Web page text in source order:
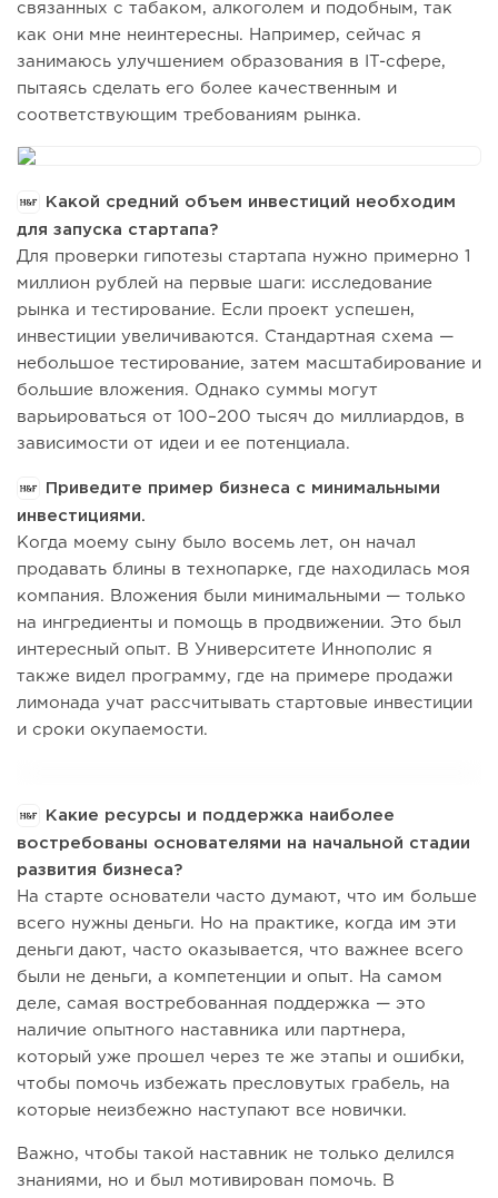
связанных с табаком, алкоголем и подобным, так
как они мне неинтересны. Например, сейчас я
занимаюсь улучшением образования в IT-сфере,
пытаясь сделать его более качественным и
соответствующим требованиям рынка.
Какой средний объем инвестиций необходим
для запуска стартапа?
Для проверки гипотезы стартапа нужно примерно 1
миллион рублей на первые шаги: исследование
рынка и тестирование. Если проект успешен,
инвестиции увеличиваются. Стандартная схема —
небольшое тестирование, затем масштабирование и
большие вложения. Однако суммы могут
варьироваться от 100–200 тысяч до миллиардов, в
зависимости от идеи и ее потенциала.
Приведите пример бизнеса с минимальными
инвестициями.
Когда моему сыну было восемь лет, он начал
продавать блины в технопарке, где находилась моя
компания. Вложения были минимальными — только
на ингредиенты и помощь в продвижении. Это был
интересный опыт. В Университете Иннополис я
также видел программу, где на примере продажи
лимонада учат рассчитывать стартовые инвестиции
и сроки окупаемости.
Какие ресурсы и поддержка наиболее
востребованы основателями на начальной стадии
развития бизнеса?
На старте основатели часто думают, что им больше
всего нужны деньги. Но на практике, когда им эти
деньги дают, часто оказывается, что важнее всего
были не деньги, а компетенции и опыт. На самом
деле, самая востребованная поддержка — это
наличие опытного наставника или партнера,
который уже прошел через те же этапы и ошибки,
чтобы помочь избежать пресловутых грабель, на
которые неизбежно наступают все новички.
Важно, чтобы такой наставник не только делился
знаниями, но и был мотивирован помочь. В